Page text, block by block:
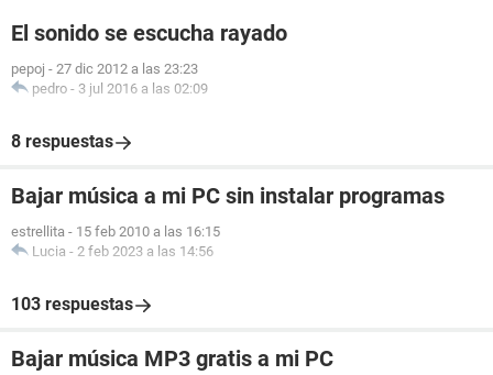
El sonido se escucha rayado
pepoj - 27 dic 2012 a las 23:23
pedro - 3 jul 2016 a las 02:09
8 respuestas
Bajar música a mi PC sin instalar programas
estrellita - 15 feb 2010 a las 16:15
Lucia - 2 feb 2023 a las 14:56
103 respuestas
Bajar música MP3 gratis a mi PC